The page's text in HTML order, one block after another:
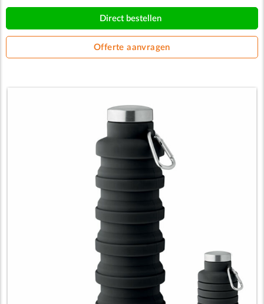
Direct bestellen
Offerte aanvragen